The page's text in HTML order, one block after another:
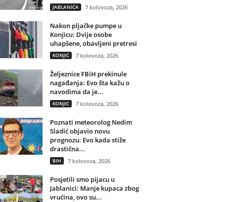
JABLANICA 7 kolovoza, 2026
Nakon pljačke pumpe u
Konjicu: Dvije osobe
uhapšene, obavljeni pretresi
KONJIC 7 kolovoza, 2026
Željeznice FBiH prekinule
nagađanja: Evo šta kažu o
navodima da je...
KONJIC 7 kolovoza, 2026
Poznati meteorolog Nedim
Sladić objavio novu
prognozu: Evo kada stiže
drastična...
BIH 7 kolovoza, 2026
Posjetili smo pijacu u
Jablanici: Manje kupaca zbog
vrućina, ovo su...